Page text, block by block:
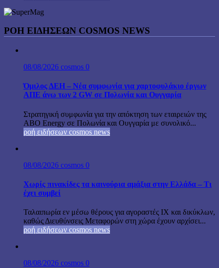
ΡΟΉ ΕΙΔΉΣΕΩΝ COSMOS NEWS
08/08/2026 cosmos 0
Όμιλος ΔΕΗ – Νέα συμφωνία για χαρτοφυλάκιο έργων
ΑΠΕ άνω των 2 GW σε Πολωνία και Ουγγαρία
Στρατηγική συμφωνία για την απόκτηση των εταιρειών της
ABO Energy σε Πολωνία και Ουγγαρία με συνολικό...
ροή ειδήσεων cosmos news
08/08/2026 cosmos 0
Χωρίς πινακίδες τα καινούρια αμάξια στην Ελλάδα – Τι
έχει συμβεί
Ταλαιπωρία εν μέσω θέρους για αγοραστές ΙΧ και δικύκλων,
καθώς Διευθύνσεις Μεταφορών στη χώρα έχουν αρχίσει...
ροή ειδήσεων cosmos news
08/08/2026 cosmos 0